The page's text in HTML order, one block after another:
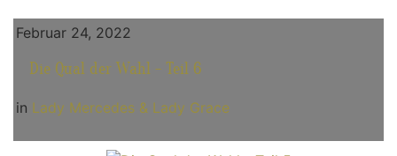
Februar 24, 2022
Die Qual der Wahl - Teil 6
in Lady Mercedes & Lady Grace